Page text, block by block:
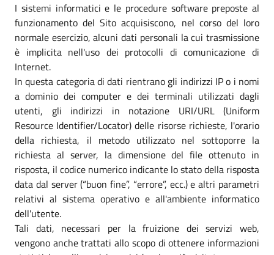
I sistemi informatici e le procedure software preposte al
funzionamento del Sito acquisiscono, nel corso del loro
normale esercizio, alcuni dati personali la cui trasmissione
è implicita nell'uso dei protocolli di comunicazione di
Internet.
In questa categoria di dati rientrano gli indirizzi IP o i nomi
a dominio dei computer e dei terminali utilizzati dagli
utenti, gli indirizzi in notazione URI/URL (Uniform
Resource Identifier/Locator) delle risorse richieste, l'orario
della richiesta, il metodo utilizzato nel sottoporre la
richiesta al server, la dimensione del file ottenuto in
risposta, il codice numerico indicante lo stato della risposta
data dal server (“buon fine”, “errore”, ecc.) e altri parametri
relativi al sistema operativo e all'ambiente informatico
dell'utente.
Tali dati, necessari per la fruizione dei servizi web,
vengono anche trattati allo scopo di ottenere informazioni